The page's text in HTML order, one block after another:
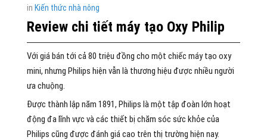
in Kiến thức nhà nông
Review chi tiết máy tạo Oxy Philip
Với giá bán tới cả 80 triệu đồng cho một chiếc máy tạo oxy
mini, nhưng Philips hiện vẫn là thương hiệu được nhiều người
ưa chuộng.
Được thành lập năm 1891, Philips là một tập đoàn lớn hoạt
động đa lĩnh vực và các thiết bị chăm sóc sức khỏe của
Philips cũng được đánh giá cao trên thị trường hiện nay.